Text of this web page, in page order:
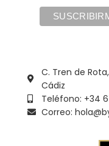
C. Tren de
Cádiz
Teléfono: +34
Correo: